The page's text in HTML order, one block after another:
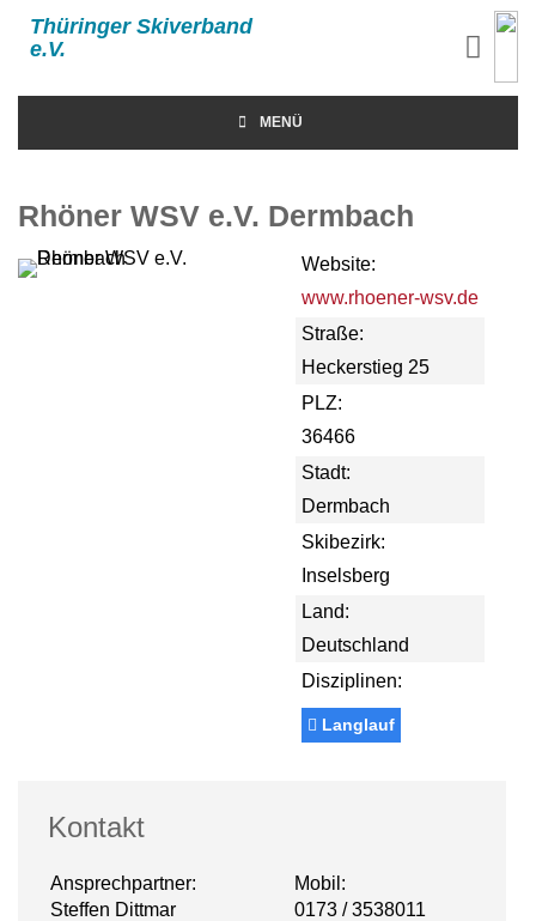
Thüringer Skiverband
e.V.
MENÜ
Rhöner WSV e.V. Dermbach
Website:
www.rhoener-wsv.de
Straße:
Heckerstieg 25
PLZ:
36466
Stadt:
Dermbach
Skibezirk:
Inselsberg
Land:
Deutschland
Disziplinen:
Langlauf
Kontakt
Ansprechpartner:
Steffen Dittmar
Mobil:
0173 / 3538011